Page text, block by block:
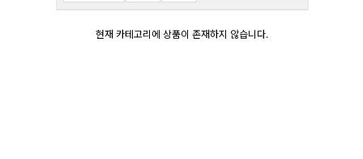
현재 카테고리에 상품이 존재하지 않습니다.